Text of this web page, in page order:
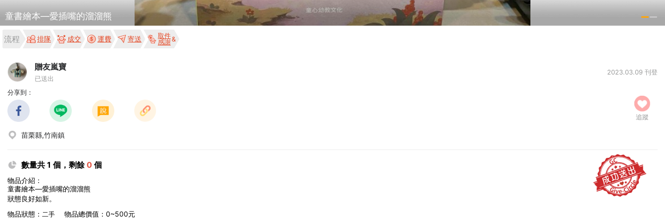
童書繪本—愛插嘴的溜溜熊
流程 排隊 成交 運費 寄送
取件
感謝
贈友嵐寶
已送出
2023.03.09 刊登
分享到：
追蹤
苗栗縣,竹南鎮
數量共 1 個，剩餘0 個
物品介紹：
童書繪本—愛插嘴的溜溜熊
狀態良好如新。
物品狀態： 二手 物品總價值：0~500元